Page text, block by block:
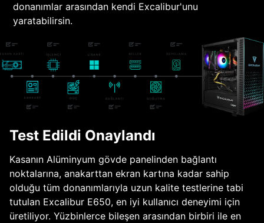
donanımlar arasından kendi Excalibur'unu
yaratabilirsin.
Test Edildi Onaylandı
Kasanın Alüminyum gövde panelinden bağlantı
noktalarına, anakarttan ekran kartına kadar sahip
olduğu tüm donanımlarıyla uzun kalite testlerine tabi
tutulan Excalibur E650, en iyi kullanıcı deneyimi için
üretiliyor. Yüzbinlerce bileşen arasından birbiri ile en